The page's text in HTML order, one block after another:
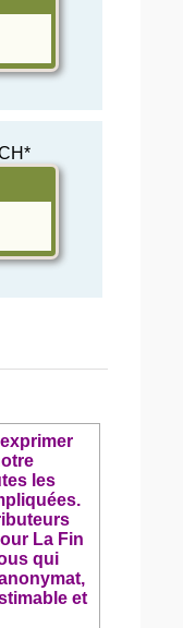
les
La Fin
qui
et